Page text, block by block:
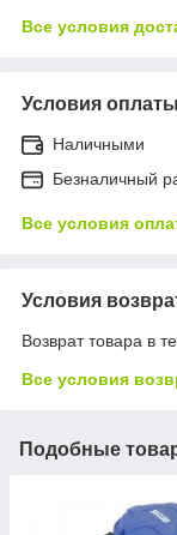
Все условия
Условия оплаты
Наличными
Безналичный
Все условия
Условия
Возврат товара в
Все условия
Подобные